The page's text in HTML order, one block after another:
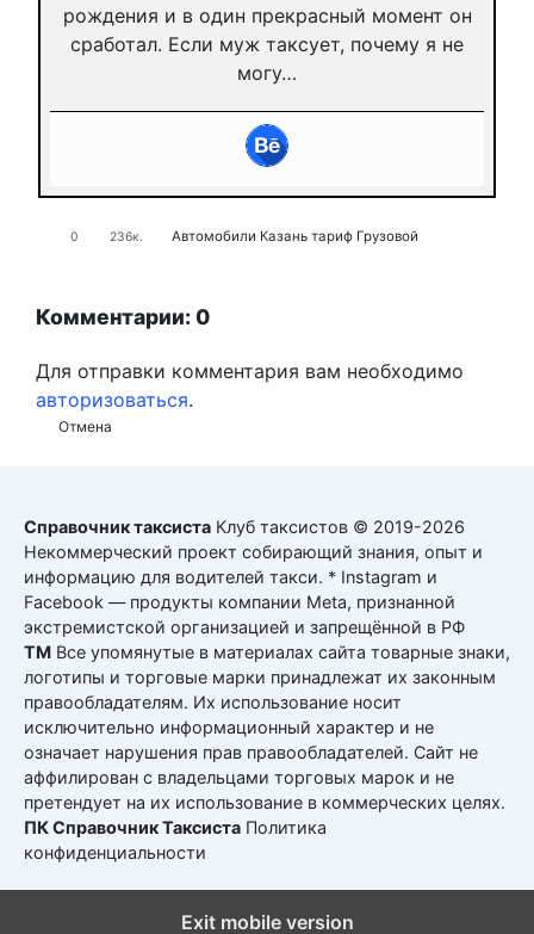
рождения и в один прекрасный момент он
сработал. Если муж таксует, почему я не
могу…
0 236к. Автомобили Казань тариф Грузовой
Комментарии: 0
Отмена
Для отправки комментария вам необходимо
авторизоваться.
Справочник таксиста Клуб таксистов © 2019-2026
Некоммерческий проект собирающий знания, опыт и
информацию для водителей такси. * Instagram и
Facebook — продукты компании Meta, признанной
экстремистской организацией и запрещённой в РФ
ТМ Все упомянутые в материалах сайта товарные знаки,
логотипы и торговые марки принадлежат их законным
правообладателям. Их использование носит
исключительно информационный характер и не
означает нарушения прав правообладателей. Сайт не
аффилирован с владельцами торговых марок и не
претендует на их использование в коммерческих целях.
ПК Справочник Таксиста Политика
конфиденциальности
Exit mobile version